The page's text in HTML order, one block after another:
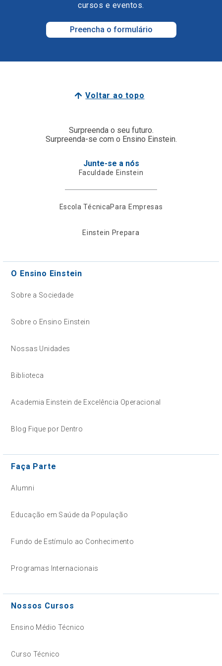
cursos e eventos.
Preencha o formulário
Voltar ao topo
Surpreenda o seu futuro.
Surpreenda-se com o Ensino Einstein.
Junte-se a nós
Faculdade Einstein
Escola TécnicaPara Empresas
Einstein Prepara
O Ensino Einstein
Sobre a Sociedade
Sobre o Ensino Einstein
Nossas Unidades
Biblioteca
Academia Einstein de Excelência Operacional
Blog Fique por Dentro
Faça Parte
Alumni
Educação em Saúde da População
Fundo de Estímulo ao Conhecimento
Programas Internacionais
Nossos Cursos
Ensino Médio Técnico
Curso Técnico